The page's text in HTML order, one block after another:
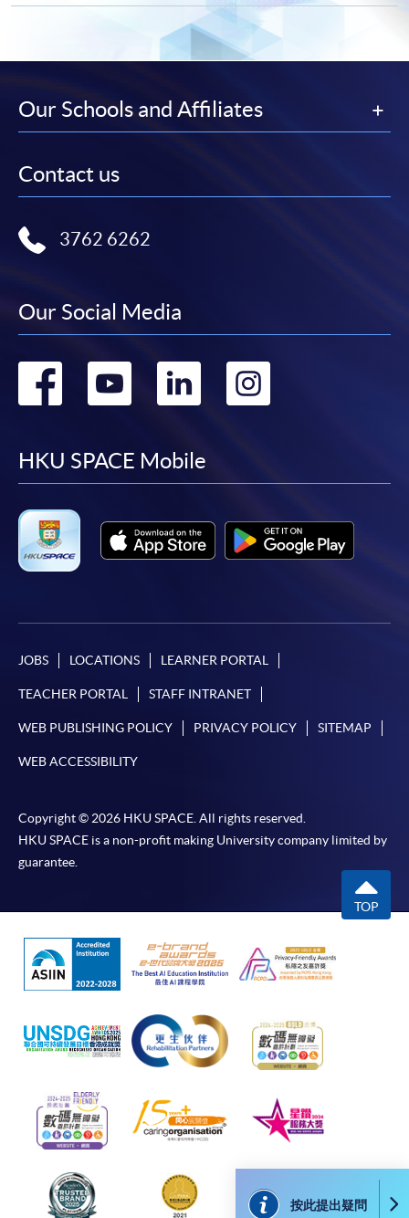
按此提出疑問 折
Our Schools and Affiliates
Contact us
3762 6262
Our Social Media
Go
facebook
Go
youtube
Go
linkedin
HKU SPACE Mobile
JOBS LOCATIONS LEARNER PORTAL
TEACHER PORTAL STAFF INTRANET
WEB PUBLISHING POLICY PRIVACY POLICY SITEMAP
WEB ACCESSIBILITY
Copyright © 2026 HKU SPACE. All rights reserved.
HKU SPACE is a non-profit making University company limited by
guarantee.
TOP